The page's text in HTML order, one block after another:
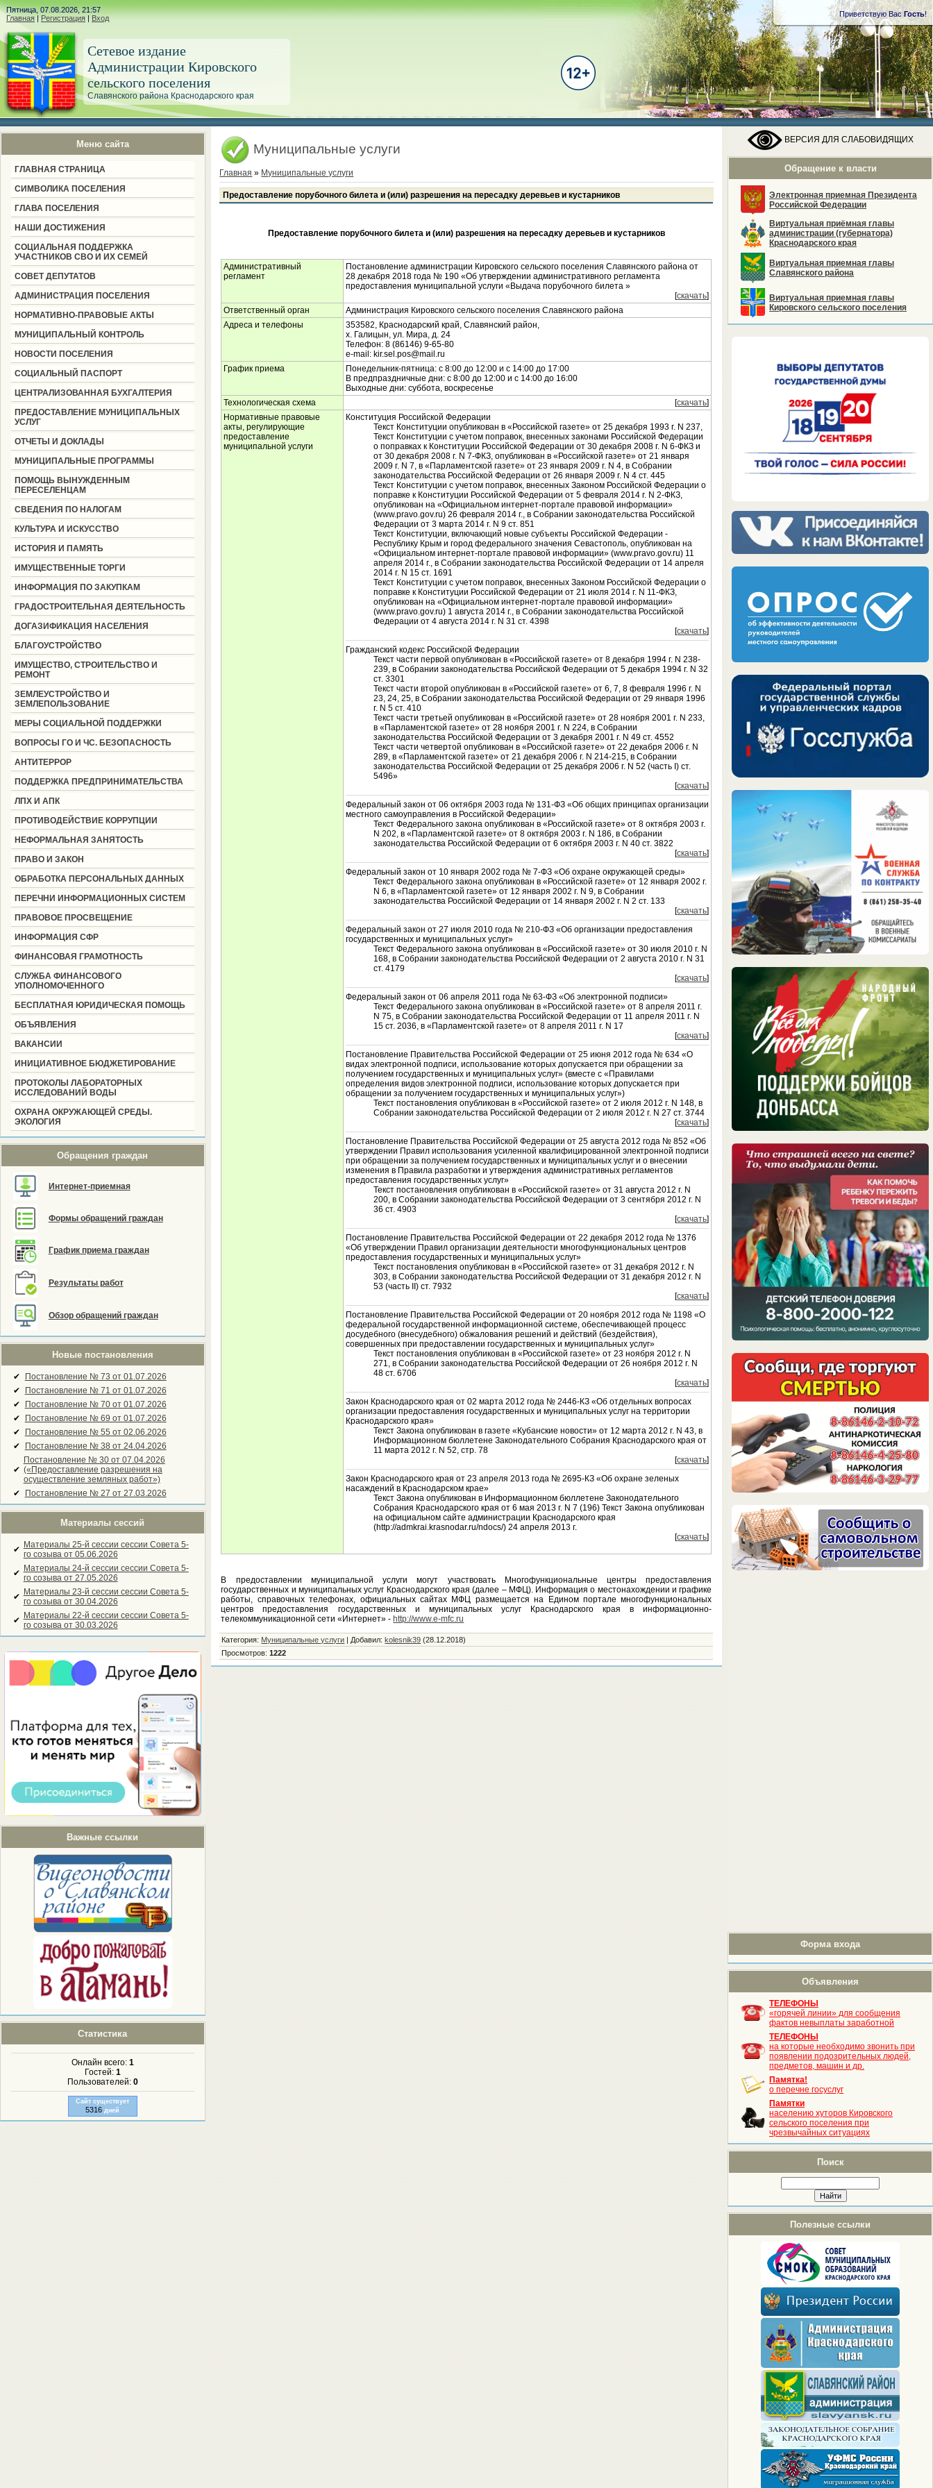
Пятница, 07.08.2026, 21:57
Главная | Регистрация | Вход Приветствую Вас Гость!
Сетевое издание
Администрации Кировского
сельского поселения
Славянского района Краснодарского края
Меню сайта
ГЛАВНАЯ СТРАНИЦА
СИМВОЛИКА ПОСЕЛЕНИЯ
ГЛАВА ПОСЕЛЕНИЯ
НАШИ ДОСТИЖЕНИЯ
СОЦИАЛЬНАЯ ПОДДЕРЖКА
УЧАСТНИКОВ СВО И ИХ СЕМЕЙ
СОВЕТ ДЕПУТАТОВ
АДМИНИСТРАЦИЯ ПОСЕЛЕНИЯ
НОРМАТИВНО-ПРАВОВЫЕ АКТЫ
МУНИЦИПАЛЬНЫЙ КОНТРОЛЬ
НОВОСТИ ПОСЕЛЕНИЯ
СОЦИАЛЬНЫЙ ПАСПОРТ
ЦЕНТРАЛИЗОВАННАЯ БУХГАЛТЕРИЯ
ПРЕДОСТАВЛЕНИЕ МУНИЦИПАЛЬНЫХ
УСЛУГ
ОТЧЕТЫ И ДОКЛАДЫ
МУНИЦИПАЛЬНЫЕ ПРОГРАММЫ
ПОМОЩЬ ВЫНУЖДЕННЫМ
ПЕРЕСЕЛЕНЦАМ
СВЕДЕНИЯ ПО НАЛОГАМ
КУЛЬТУРА И ИСКУССТВО
ИСТОРИЯ И ПАМЯТЬ
ИМУЩЕСТВЕННЫЕ ТОРГИ
ИНФОРМАЦИЯ ПО ЗАКУПКАМ
ГРАДОСТРОИТЕЛЬНАЯ ДЕЯТЕЛЬНОСТЬ
ДОГАЗИФИКАЦИЯ НАСЕЛЕНИЯ
БЛАГОУСТРОЙСТВО
ИМУЩЕСТВО, СТРОИТЕЛЬСТВО И
РЕМОНТ
ЗЕМЛЕУСТРОЙСТВО И
ЗЕМЛЕПОЛЬЗОВАНИЕ
МЕРЫ СОЦИАЛЬНОЙ ПОДДЕРЖКИ
ВОПРОСЫ ГО И ЧС. БЕЗОПАСНОСТЬ
АНТИТЕРРОР
ПОДДЕРЖКА ПРЕДПРИНИМАТЕЛЬСТВА
ЛПХ И АПК
ПРОТИВОДЕЙСТВИЕ КОРРУПЦИИ
НЕФОРМАЛЬНАЯ ЗАНЯТОСТЬ
ПРАВО И ЗАКОН
ОБРАБОТКА ПЕРСОНАЛЬНЫХ ДАННЫХ
ПЕРЕЧНИ ИНФОРМАЦИОННЫХ СИСТЕМ
ПРАВОВОЕ ПРОСВЕЩЕНИЕ
ИНФОРМАЦИЯ СФР
ФИНАНСОВАЯ ГРАМОТНОСТЬ
СЛУЖБА ФИНАНСОВОГО
УПОЛНОМОЧЕННОГО
БЕСПЛАТНАЯ ЮРИДИЧЕСКАЯ ПОМОЩЬ
ОБЪЯВЛЕНИЯ
ВАКАНСИИ
ИНИЦИАТИВНОЕ БЮДЖЕТИРОВАНИЕ
ПРОТОКОЛЫ ЛАБОРАТОРНЫХ
ИССЛЕДОВАНИЙ ВОДЫ
ОХРАНА ОКРУЖАЮЩЕЙ СРЕДЫ.
ЭКОЛОГИЯ
Обращения граждан
Интернет-приемная
Формы обращений граждан
График приема граждан
Результаты работ
Обзор обращений граждан
Новые постановления
✔
Постановление № 73 от 01.07.2026
✔
Постановление № 71 от 01.07.2026
✔
Постановление № 70 от 01.07.2026
✔
Постановление № 69 от 01.07.2026
✔
Постановление № 55 от 02.06.2026
✔
Постановление № 38 от 24.04.2026
✔
Постановление № 30 от 07.04.2026
(«Предоставление разрешения на
осуществление земляных работ»)
✔
Постановление № 27 от 27.03.2026
Материалы сессий
✔ Материалы 25-й сессии сессии Совета 5-
го созыва от 05.06.2026
✔ Материалы 24-й сессии сессии Совета 5-
го созыва от 27.05.2026
✔ Материалы 23-й сессии сессии Совета 5-
го созыва от 30.04.2026
✔ Материалы 22-й сессии сессии Совета 5-
го созыва от 30.03.2026
Важные ссылки
Статистика
Онлайн всего: 1
Гостей: 1
Пользователей: 0
Сайт существует
5316 дней
ВЕРСИЯ ДЛЯ СЛАБОВИДЯЩИХ
Обращение к власти
Электронная приемная Президента
Российской Федерации
Виртуальная приёмная главы
администрации (губернатора)
Краснодарского края
Виртуальная приемная главы
Славянского района
Виртуальная приемная главы
Кировского сельского поселения
Форма входа
Объявления
ТЕЛЕФОНЫ
«горячей линии» для сообщения
фактов невыплаты заработной
ТЕЛЕФОНЫ
на которые необходимо звонить при
появлении подозрительных людей,
предметов, машин и др.
Памятка!
о перечне госуслуг
Памятки
населению хуторов Кировского
сельского поселения при
чрезвычайных ситуациях
Поиск
Полезные ссылки
Муниципальные услуги
Главная » Муниципальные услуги
Предоставление порубочного билета и (или) разрешения на пересадку деревьев и кустарников
Предоставление порубочного билета и (или) разрешения на пересадку деревьев и кустарников
Административный
регламент
Постановление администрации Кировского сельского поселения Славянского района от
28 декабря 2018 года № 190 «Об утверждении административного регламента
предоставления муниципальной услуги «Выдача порубочного билета »
[скачать]
Ответственный орган
Администрация Кировского сельского поселения Славянского района
Адреса и телефоны
353582, Краснодарский край, Славянский район,
х. Галицын, ул. Мира, д. 24
Телефон: 8 (86146) 9-65-80
е-mail: kir.sel.pos@mail.ru
График приема
Понедельник-пятница: с 8:00 до 12:00 и с 14:00 до 17:00
В предпраздничные дни: с 8:00 до 12:00 и с 14:00 до 16:00
Выходные дни: суббота, воскресенье
Технологическая схема
[скачать]
Нормативные правовые
акты, регулирующие
предоставление
муниципальной услуги
Конституция Российской Федерации
Текст Конституции опубликован в «Российской газете» от 25 декабря 1993 г. N 237,
Текст Конституции с учетом поправок, внесенных законами Российской Федерации
о поправках к Конституции Российской Федерации от 30 декабря 2008 г. N 6-ФКЗ и
от 30 декабря 2008 г. N 7-ФКЗ, опубликован в «Российской газете» от 21 января
2009 г. N 7, в «Парламентской газете» от 23 января 2009 г. N 4, в Собрании
законодательства Российской Федерации от 26 января 2009 г. N 4 ст. 445
Текст Конституции с учетом поправок, внесенных Законом Российской Федерации о
поправке к Конституции Российской Федерации от 5 февраля 2014 г. N 2-ФКЗ,
опубликован на «Официальном интернет-портале правовой информации»
(www.pravo.gov.ru) 26 февраля 2014 г., в Собрании законодательства Российской
Федерации от 3 марта 2014 г. N 9 ст. 851
Текст Конституции, включающий новые субъекты Российской Федерации -
Республику Крым и город федерального значения Севастополь, опубликован на
«Официальном интернет-портале правовой информации» (www.pravo.gov.ru) 11
апреля 2014 г., в Собрании законодательства Российской Федерации от 14 апреля
2014 г. N 15 ст. 1691
Текст Конституции с учетом поправок, внесенных Законом Российской Федерации о
поправке к Конституции Российской Федерации от 21 июля 2014 г. N 11-ФКЗ,
опубликован на «Официальном интернет-портале правовой информации»
(www.pravo.gov.ru) 1 августа 2014 г., в Собрании законодательства Российской
Федерации от 4 августа 2014 г. N 31 ст. 4398
[скачать]
Гражданский кодекс Российской Федерации
Текст части первой опубликован в «Российской газете» от 8 декабря 1994 г. N 238-
239, в Собрании законодательства Российской Федерации от 5 декабря 1994 г. N 32
ст. 3301
Текст части второй опубликован в «Российской газете» от 6, 7, 8 февраля 1996 г. N
23, 24, 25, в Собрании законодательства Российской Федерации от 29 января 1996
г. N 5 ст. 410
Текст части третьей опубликован в «Российской газете» от 28 ноября 2001 г. N 233,
в «Парламентской газете» от 28 ноября 2001 г. N 224, в Собрании
законодательства Российской Федерации от 3 декабря 2001 г. N 49 ст. 4552
Текст части четвертой опубликован в «Российской газете» от 22 декабря 2006 г. N
289, в «Парламентской газете» от 21 декабря 2006 г. N 214-215, в Собрании
законодательства Российской Федерации от 25 декабря 2006 г. N 52 (часть I) ст.
5496»
[скачать]
Федеральный закон от 06 октября 2003 года № 131-ФЗ «Об общих принципах организации
местного самоуправления в Российской Федерации»
Текст Федерального закона опубликован в «Российской газете» от 8 октября 2003 г.
N 202, в «Парламентской газете» от 8 октября 2003 г. N 186, в Собрании
законодательства Российской Федерации от 6 октября 2003 г. N 40 ст. 3822
[скачать]
Федеральный закон от 10 января 2002 года № 7-ФЗ «Об охране окружающей среды»
Текст Федерального закона опубликован в «Российской газете» от 12 января 2002 г.
N 6, в «Парламентской газете» от 12 января 2002 г. N 9, в Собрании
законодательства Российской Федерации от 14 января 2002 г. N 2 ст. 133
[скачать]
Федеральный закон от 27 июля 2010 года № 210-ФЗ «Об организации предоставления
государственных и муниципальных услуг»
Текст Федерального закона опубликован в «Российской газете» от 30 июля 2010 г. N
168, в Собрании законодательства Российской Федерации от 2 августа 2010 г. N 31
ст. 4179
[скачать]
Федеральный закон от 06 апреля 2011 года № 63-ФЗ «Об электронной подписи»
Текст Федерального закона опубликован в «Российской газете» от 8 апреля 2011 г.
N 75, в Собрании законодательства Российской Федерации от 11 апреля 2011 г. N
15 ст. 2036, в «Парламентской газете» от 8 апреля 2011 г. N 17
[скачать]
Постановление Правительства Российской Федерации от 25 июня 2012 года № 634 «О
видах электронной подписи, использование которых допускается при обращении за
получением государственных и муниципальных услуг» (вместе с «Правилами
определения видов электронной подписи, использование которых допускается при
обращении за получением государственных и муниципальных услуг»)
Текст постановления опубликован в «Российской газете» от 2 июля 2012 г. N 148, в
Собрании законодательства Российской Федерации от 2 июля 2012 г. N 27 ст. 3744
[скачать]
Постановление Правительства Российской Федерации от 25 августа 2012 года № 852 «Об
утверждении Правил использования усиленной квалифицированной электронной подписи
при обращении за получением государственных и муниципальных услуг и о внесении
изменения в Правила разработки и утверждения административных регламентов
предоставления государственных услуг»
Текст постановления опубликован в «Российской газете» от 31 августа 2012 г. N
200, в Собрании законодательства Российской Федерации от 3 сентября 2012 г. N
36 ст. 4903
[скачать]
Постановление Правительства Российской Федерации от 22 декабря 2012 года № 1376
«Об утверждении Правил организации деятельности многофункциональных центров
предоставления государственных и муниципальных услуг»
Текст постановления опубликован в «Российской газете» от 31 декабря 2012 г. N
303, в Собрании законодательства Российской Федерации от 31 декабря 2012 г. N
53 (часть II) ст. 7932
[скачать]
Постановление Правительства Российской Федерации от 20 ноября 2012 года № 1198 «О
федеральной государственной информационной системе, обеспечивающей процесс
досудебного (внесудебного) обжалования решений и действий (бездействия),
совершенных при предоставлении государственных и муниципальных услуг»
Текст постановления опубликован в «Российской газете» от 23 ноября 2012 г. N
271, в Собрании законодательства Российской Федерации от 26 ноября 2012 г. N
48 ст. 6706
[скачать]
Закон Краснодарского края от 02 марта 2012 года № 2446-КЗ «Об отдельных вопросах
организации предоставления государственных и муниципальных услуг на территории
Краснодарского края»
Текст Закона опубликован в газете «Кубанские новости» от 12 марта 2012 г. N 43, в
Информационном бюллетене Законодательного Собрания Краснодарского края от
11 марта 2012 г. N 52, стр. 78
[скачать]
Закон Краснодарского края от 23 апреля 2013 года № 2695-КЗ «Об охране зеленых
насаждений в Краснодарском крае»
Текст Закона опубликован в Информационном бюллетене Законодательного
Собрания Краснодарского края от 6 мая 2013 г. N 7 (196) Текст Закона опубликован
на официальном сайте администрации Краснодарского края
(http://admkrai.krasnodar.ru/ndocs/) 24 апреля 2013 г.
[скачать]
В предоставлении муниципальной услуги могут участвовать Многофункциональные центры предоставления
государственных и муниципальных услуг Краснодарского края (далее – МФЦ). Информация о местонахождении и графике
работы, справочных телефонах, официальных сайтах МФЦ размещается на Едином портале многофункциональных
центров предоставления государственных и муниципальных услуг Краснодарского края в информационно-
телекоммуникационной сети «Интернет» - http://www.e-mfc.ru
Категория: Муниципальные услуги | Добавил:kolesnik39 (28.12.2018)
Просмотров:1222